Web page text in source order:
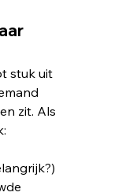
stuk uit
zit. Als